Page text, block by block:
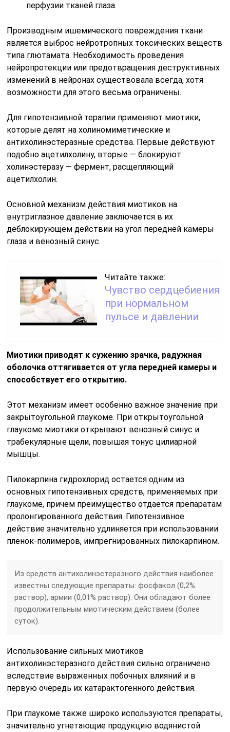
перфузии тканей глаза.
Производным ишемического повреждения ткани
является выброс нейротропных токсических веществ
типа глютамата. Необходимость проведения
нейропротекции или предотвращения деструктивных
изменений в нейронах существовала всегда, хотя
возможности для этого весьма ограничены.
Для гипотензивной терапии применяют миотики,
которые делят на холиномиметические и
антихолинэстеразные средства. Первые действуют
подобно ацетилхолину, вторые — блокируют
холинэстеразу — фермент, расщепляющий
ацетилхолин.
Основной механизм действия миотиков на
внутриглазное давление заключается в их
деблокирующем действии на угол передней камеры
глаза и венозный синус.
Читайте также:
Чувство сердцебиения
при нормальном
пульсе и давлении
Миотики приводят к сужению зрачка, радужная
оболочка оттягивается от угла передней камеры и
способствует его открытию.
Этот механизм имеет особенно важное значение при
закрытоугольной глаукоме. При открытоугольной
глаукоме миотики открывают венозный синус и
трабекулярные щели, повышая тонус цилиарной
мышцы.
Пилокарпина гидрохлорид остается одним из
основных гипотензивных средств, применяемых при
глаукоме, причем преимущество отдается препаратам
пролонгированного действия. Гипотензивное
действие значительно удлиняется при использовании
пленок-полимеров, импрегнированных пилокарпином.
Из средств антихолинэстеразного действия наиболее
известны следующие препараты: фосфакол (0,2%
раствор), армии (0,01% раствор). Они обладают более
продолжительным миотическим действием (более
суток).
Использование сильных миотиков
антихолинэстеразного действия сильно ограничено
вследствие выраженных побочных влияний и в
первую очередь их катарактогенного действия.
При глаукоме также широко используются препараты,
значительно угнетающие продукцию водянистой